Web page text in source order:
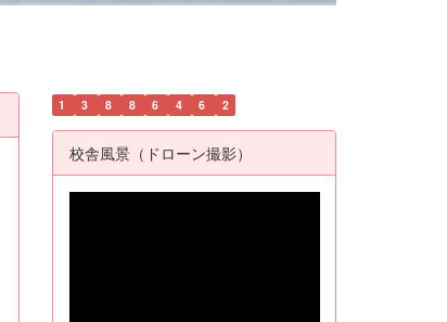
1 3 8 8 6 4 6 2
校舎風景（ドローン撮影）